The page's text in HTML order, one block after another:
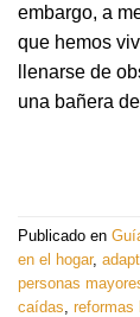
embargo, a
que hemos
llenarse de
una bañera
Publicado en
en el hogar,
personas
caídas reformas